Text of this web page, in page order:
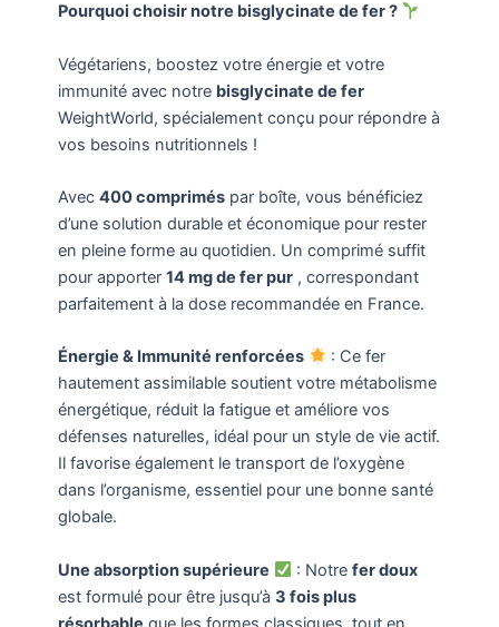
Pourquoi choisir notre bisglycinate de fer ?
Végétariens, boostez votre énergie et votre
immunité avec notre bisglycinate de fer
WeightWorld, spécialement conçu pour répondre à
vos besoins nutritionnels !
Avec 400 compriméspar boîte, vous bénéficiez
d’une solution durable et économique pour rester
en pleine forme au quotidien. Un comprimé suffit
pour apporter 14 mg de fer pur, correspondant
parfaitement à la dose recommandée en France.
Énergie & Immunité renforcées
: Ce fer
hautement assimilable soutient votre métabolisme
énergétique, réduit la fatigue et améliore vos
défenses naturelles, idéal pour un style de vie actif.
Il favorise également le transport de l’oxygène
dans l’organisme, essentiel pour une bonne santé
globale.
Une absorption supérieure : Notrefer doux
est formulé pour être jusqu’à 3 fois plus